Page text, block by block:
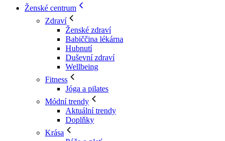
Ženské centrum
Zdraví
Ženské zdraví
Babiččina lékárna
Hubnutí
Duševní zdraví
Wellbeing
Fitness
Jóga a pilates
Módní trendy
Aktuální trendy
Doplňky
Krása